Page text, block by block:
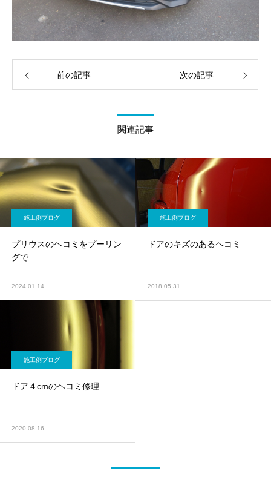
前の記事 次の記事
関連記事
施工例ブログ
プリウスのヘコミをプーリン
グで
2024.01.14
施工例ブログ
ドアのキズのあるヘコミ
2018.05.31
施工例ブログ
ドア４cmのヘコミ修理
2020.08.16